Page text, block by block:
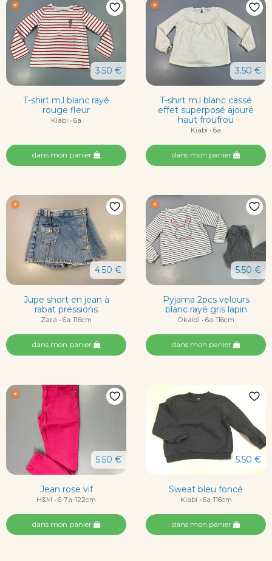
3.50 €
T-shirt m.l blanc rayé
rouge fleur
Kiabi • 6a
dans mon panier
3.50 €
T-shirt m.l blanc cassé
effet superposé ajouré
haut froufrou
Kiabi • 6a
dans mon panier
4.50 €
Jupe short en jean à
rabat pressions
Zara • 6a-116cm
dans mon panier
5.50 €
Pyjama 2pcs velours
blanc rayé gris lapin
Okaïdi • 6a-116cm
dans mon panier
5.50 €
Jean rose vif
H&M • 6-7a-122cm
dans mon panier
5.50 €
Sweat bleu foncé
Kiabi • 6a-116cm
dans mon panier